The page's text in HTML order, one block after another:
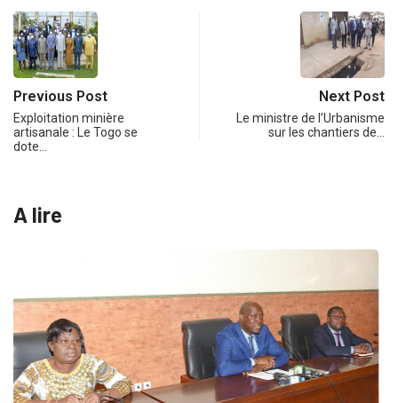
Previous Post
Exploitation minière
artisanale : Le Togo se
dote…
Next Post
Le ministre de l’Urbanisme
sur les chantiers de…
A lire